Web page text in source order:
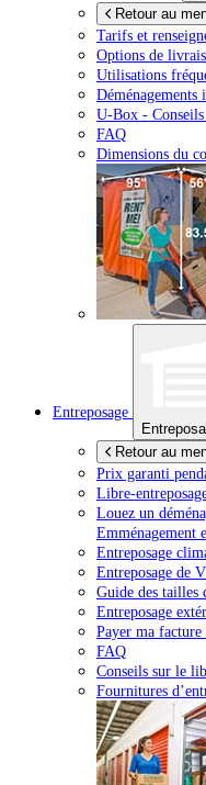
Retour au
Tarifs et
Options de
Utilisations
Déménagements
U-Box -
FAQ
Dimensions du
Entreposage
Retour au
Prix garanti
Libre-
Louez un
Emménagement
Entreposage
Entreposage de
Guide des tailles
Entreposage
Payer ma facture
FAQ
Conseils sur le
Fournitures